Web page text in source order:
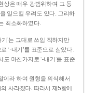
상은 매우 광범위하여 그 동
일으킬 우려도 있다. 그리하
최소화하였다.
’는 그대로 쓰임 직하지만
‘-내기’를 표준으로 삼았다.
도 마찬가지로 ‘-내기’를 표준
이라 하여 원형을 의식해서
사라졌다. 따라서 제5항에